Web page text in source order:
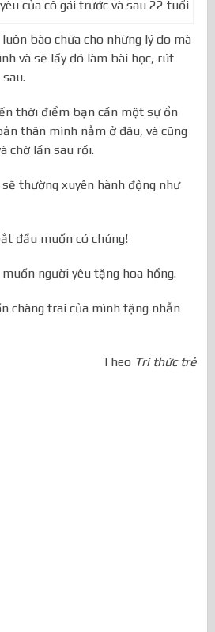
của cô gái trước và sau 22 tuổi
bào chữa cho những lý do mà
và sẽ lấy đó làm bài học, rút
thời điểm bạn cần một sự ổn
thân mình nằm ở đâu, và cũng
chờ lần sau rồi.
thường xuyên hành động như
đầu muốn có chúng!
người yêu tặng hoa hồng.
chàng trai của mình tặng nhẫn
Theo Trí thức trẻ